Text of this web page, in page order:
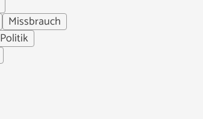
Missbrauch
Politik